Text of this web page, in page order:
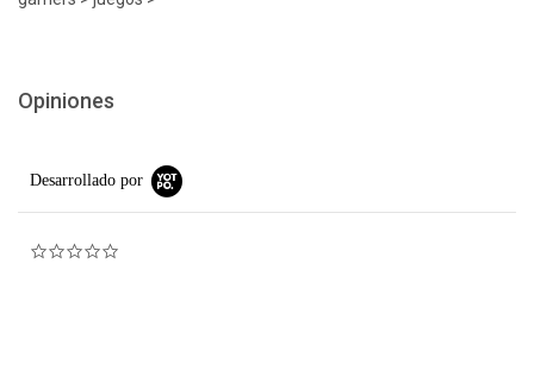
Opiniones
Desarrollado por